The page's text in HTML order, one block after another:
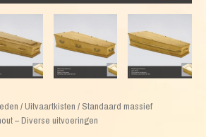
/Uitvaartkisten / Standaard massief
– Diverse uitvoeringen